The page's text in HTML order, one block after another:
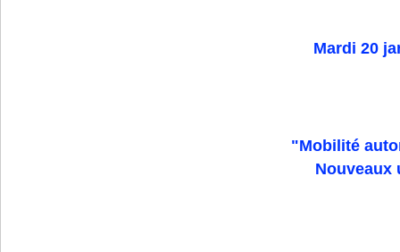
Mardi 20
"Mobilité
Nouveaux